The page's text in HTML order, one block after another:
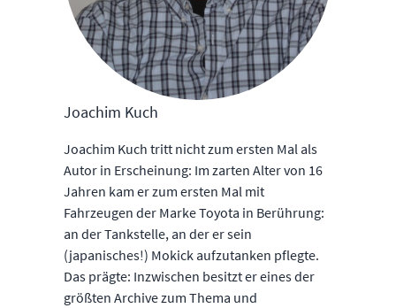
Joachim Kuch
Joachim Kuch tritt nicht zum ersten Mal als
Autor in Erscheinung: Im zarten Alter von 16
Jahren kam er zum ersten Mal mit
Fahrzeugen der Marke Toyota in Berührung:
an der Tankstelle, an der er sein
(japanisches!) Mokick aufzutanken pflegte.
Das prägte: Inzwischen besitzt er eines der
größten Archive zum Thema und